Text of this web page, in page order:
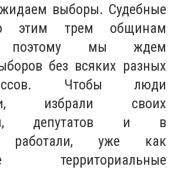
выборы. Судебные
этим трем общинам
поэтому мы ждем
без всяких разных
Чтобы люди
избрали своих
депутатов и в
работали, уже как
территориальные